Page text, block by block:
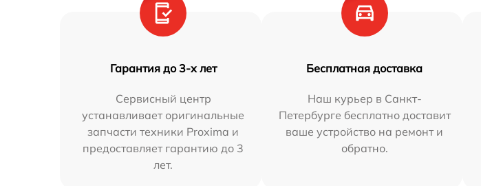
Гарантия до 3-х лет
Сервисный центр
устанавливает оригинальные
запчасти техники Proxima и
предоставляет гарантию до 3
лет.
Бесплатная доставка
Наш курьер в Санкт-
Петербурге бесплатно доставит
ваше устройство на ремонт и
обратно.